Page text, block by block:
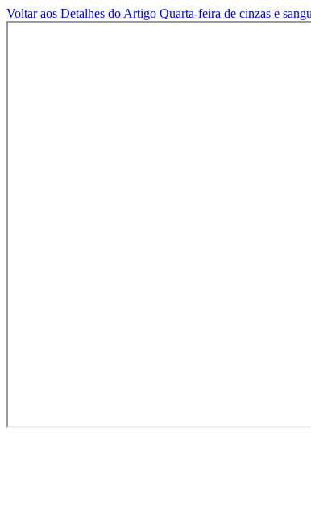
Voltar aos Detalhes do Artigo Quarta-feira de cinzas e